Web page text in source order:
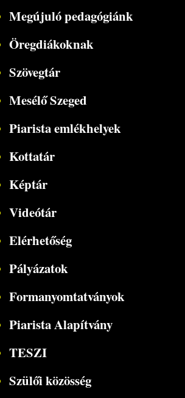
Megújuló pedagógiánk
Öregdiákoknak
Szövegtár
Mesélő Szeged
Piarista emlékhelyek
Kottatár
Képtár
Videótár
Elérhetőség
Pályázatok
Formanyomtatványok
Piarista Alapítvány
TESZI
Szülői közösség